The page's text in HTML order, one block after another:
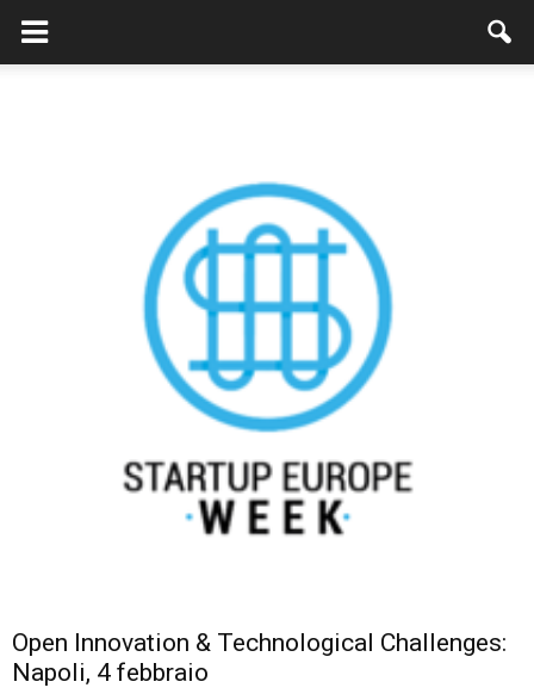
Open Innovation & Technological Challenges:
Napoli, 4 febbraio